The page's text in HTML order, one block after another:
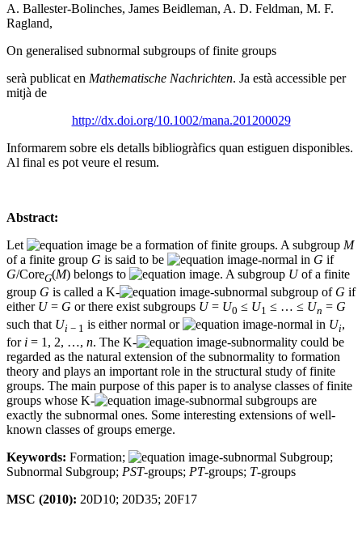
A. Ballester-Bolinches, James Beidleman, A. D. Feldman, M. F.
Ragland,
On generalised subnormal subgroups of finite groups
serà publicat en Mathematische Nachrichten. Ja està accessible per
mitjà de
http://dx.doi.org/10.1002/mana.201200029
Informarem sobre els detalls bibliogràfics quan estiguen disponibles.
Al final es pot veure el resum.
Abstract:
Let
be a formation of finite groups. A subgroup M
of a finite group G is said to be -normal in G if
G/CoreG(M) belongs to . A subgroup Uof a finite
group G is called a K- -subnormal subgroup of G if
either U= G or there exist subgroups U= U0 ≤ U1 ≤ … ≤ Un = G
such that Ui − 1 is either normal or -normal in Ui,
for i = 1, 2, …, n. The K-
-subnormality could be
regarded as the natural extension of the subnormality to formation
theory and plays an important role in the structural study of finite
groups. The main purpose of this paper is to analyse classes of finite
groups whose K-
-subnormal subgroups are
exactly the subnormal ones. Some interesting extensions of well-
known classes of groups emerge.
Keywords: Formation;
-subnormal Subgroup;
Subnormal Subgroup; PST-groups; PT-groups; T-groups
MSC (2010): 20D10; 20D35; 20F17